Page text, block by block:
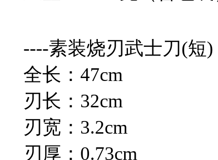
----素装烧刃武士刀(短)
全长：47cm
刃长：32cm
刃宽：3.2cm
刃厚：0.73cm